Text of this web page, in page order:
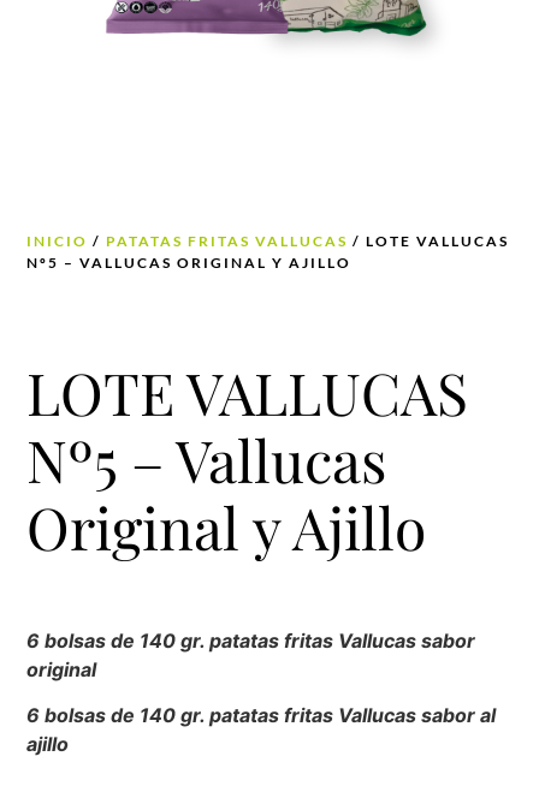
INICIO / PATATAS FRITAS VALLUCAS / LOTE VALLUCAS
Nº5 – VALLUCAS ORIGINAL Y AJILLO
LOTE VALLUCAS
Nº5 – Vallucas
Original y Ajillo
6 bolsas de 140 gr. patatas fritas Vallucas sabor
original
6 bolsas de 140 gr. patatas fritas Vallucas sabor al
ajillo